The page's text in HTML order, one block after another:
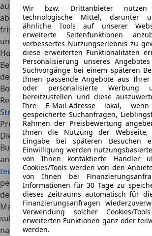
ausgelegt, Rennwagen-Enthusiasten
abgesperrten Streckenzu ermöglichen.
fristen Hypercars in der Regel ein
und Teil privater Fahrzeugsammlungen.
Hoffnungen, dass der Bugatti Bolide
Betriebserlaubnis für öffentliche Straßen
der Anbieter auf Nachfrage einen Riegel
Bolide wurde ausschließlich für den
Rennstrecke konzipiert (...) Auch in
Straßenzulassung geplant”, erklärt uns
Preis
Die
vier Millionen Euro Kaufpreis(ohne
Bugatti Bolide können Interessenten
anderweitig verplanen. Denn wer mit
teuren Edelflitzers liebäugelt, müsste
persönlich bei einem Eigentümer
der 40 geplanten Exemplare ist
Manufaktur in Molsheim handgefertigt -
sukzessive ausgeliefert. Daher erübrigt
nach derKfz-Finanzierung
Wir bzw. Drittanbieter nutzen
technologische Mittel, darunter
ähnliche Tools auf unserer
erweiterte Seitenfunktionen
verbessertes Nutzungserlebnis zu
diese erweiterten Funktionalitäten
Personalisierung unseres
Suchvorgänge bei einem späteren
Ihnen passende Angebote aus Ihrer
oder personalisierte Werbung
bereitzustellen und diese
Ihre E-Mail-Adresse lokal,
gespeicherte Suchanfragen,
Rahmen der Preisbewertung
Ihnen die Nutzung der
Eingabe bei späteren Besuchen
Einwilligung werden
von Ihnen kontaktierte Händler
Cookies/Tools werden von den
von Ihnen bei
Informationen für 30 Tage zu
dieses Zeitraums automatisch für
Finanzierungsanfragen
Verwendung solcher Cookies/
erweiterten Funktionen ganz oder
werden.